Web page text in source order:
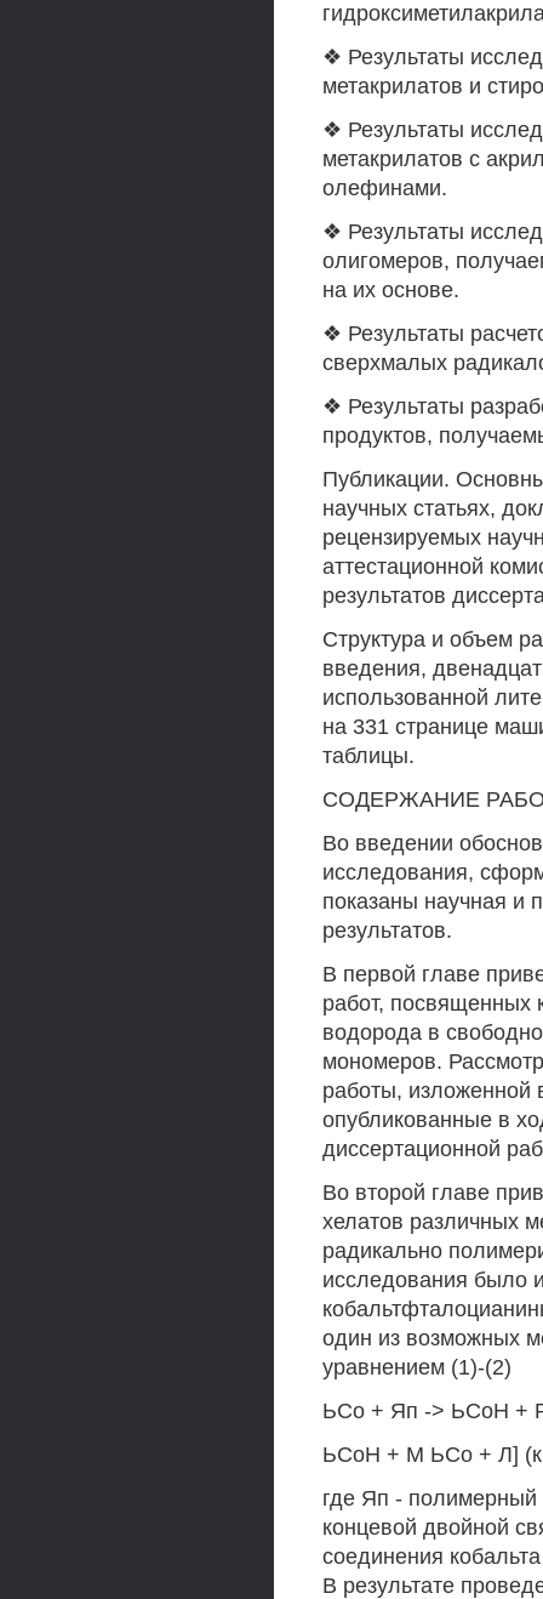
❖ Результаты
метакрилатов и
❖ Результаты
метакрилатов с
олефинами.
❖ Результаты
олигомеров,
на их основе.
❖ Результаты
сверхмалых
❖ Результаты
продуктов,
Публикации.
научных статьях,
рецензируемых
аттестационной
результатов
Структура и объем
введения,
использованной
на 331 странице
таблицы.
СОДЕРЖАНИЕ
Во введении
исследования,
показаны научная и
результатов.
В первой главе
работ, посвященных
водорода в
мономеров.
работы, изложенной
опубликованные в
диссертационной
Во второй главе
хелатов различных
радикально
исследования было
один из возможных
уравнением (1)-(2)
ЬСо + Яп -> ЬСоН +
ЬСоН + М ЬСо + Л]
где Яп -
концевой двойной
соединения
В результате